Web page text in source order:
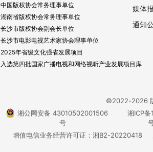
中国版权协会常务理事单位
湖南省版权协会常务理事单位
长沙市版权协会副会长单位
长沙市电影电视艺术家协会理事单位
2025年省级文化强省发展项目
入选第四批国家广播电视和网络视听产业发展项目库
媒体
通知
©2022-2026
湘公网安备 43010502001506
号
湘ICP
增值电信业务经营许可证：湘B2-20220418